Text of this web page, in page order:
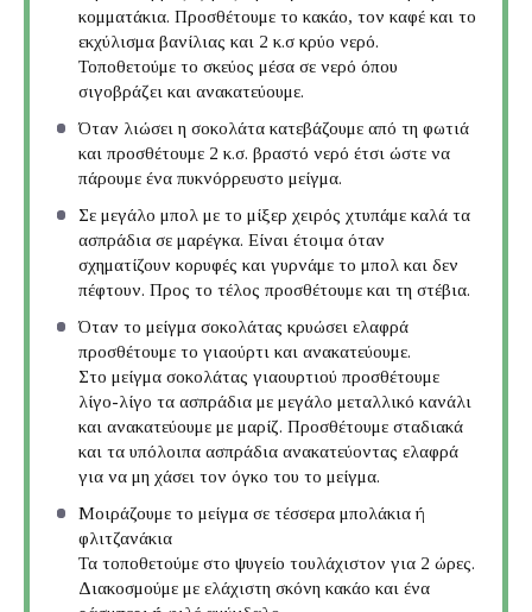
κομματάκια. Προσθέτουμε το κακάο, τον καφέ και το
εκχύλισμα βανίλιας και 2 κ.σ κρύο νερό.
Τοποθετούμε το σκεύος μέσα σε νερό όπου
σιγοβράζει και ανακατεύουμε.
Όταν λιώσει η σοκολάτα κατεβάζουμε από τη φωτιά
και προσθέτουμε 2 κ.σ. βραστό νερό έτσι ώστε να
πάρουμε ένα πυκνόρρευστο μείγμα.
Σε μεγάλο μπολ με το μίξερ χειρός χτυπάμε καλά τα
ασπράδια σε μαρέγκα. Είναι έτοιμα όταν
σχηματίζουν κορυφές και γυρνάμε το μπολ και δεν
πέφτουν. Προς το τέλος προσθέτουμε και τη στέβια.
Όταν το μείγμα σοκολάτας κρυώσει ελαφρά
προσθέτουμε το γιαούρτι και ανακατεύουμε.
Στο μείγμα σοκολάτας γιαουρτιού προσθέτουμε
λίγο-λίγο τα ασπράδια με μεγάλο μεταλλικό κανάλι
και ανακατεύουμε με μαρίζ. Προσθέτουμε σταδιακά
και τα υπόλοιπα ασπράδια ανακατεύοντας ελαφρά
για να μη χάσει τον όγκο του το μείγμα.
Μοιράζουμε το μείγμα σε τέσσερα μπολάκια ή
φλιτζανάκια
Τα τοποθετούμε στο ψυγείο τουλάχιστον για 2 ώρες.
Διακοσμούμε με ελάχιστη σκόνη κακάο και ένα